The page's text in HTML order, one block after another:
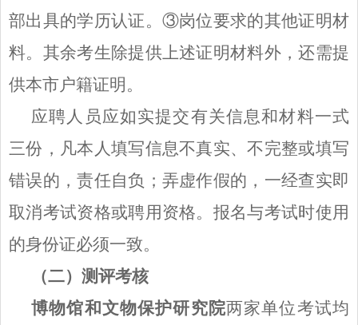
部出具的学历认证。③岗位要求的其他证明材
料。其余考生除提供上述证明材料外，还需提
供本市户籍证明。
应聘人员应如实提交有关信息和材料一式
三份，凡本人填写信息不真实、不完整或填写
错误的，责任自负；弄虚作假的，一经查实即
取消考试资格或聘用资格。报名与考试时使用
的身份证必须一致。
（二）测评考核
博物馆和文物保护研究院两家单位考试均